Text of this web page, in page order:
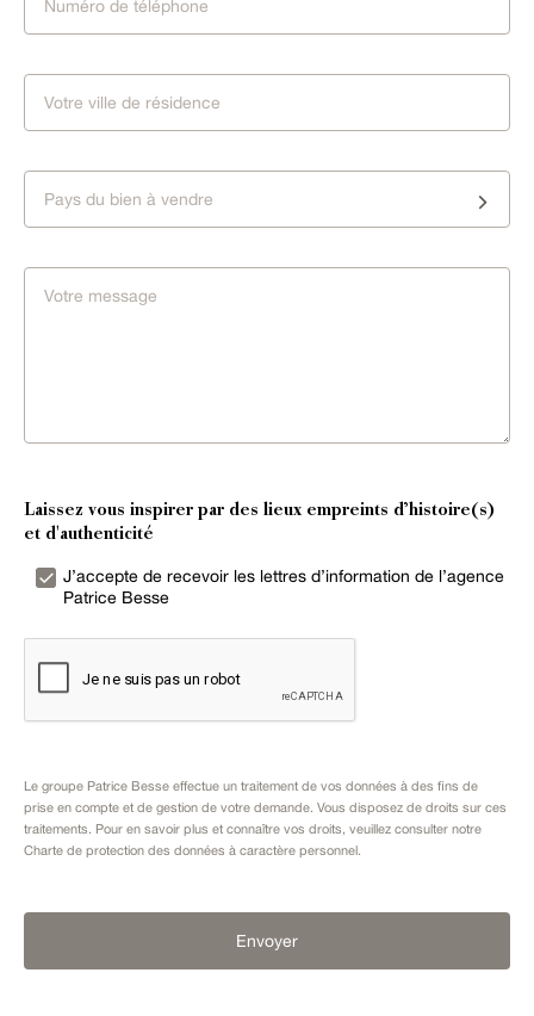
Pays du bien à vendre
Laissez vous inspirer par des lieux empreints d’histoire(s)
et d'authenticité
J’accepte de recevoir les lettres d’information de l’agence
Patrice Besse
Le groupe Patrice Besse effectue un traitement de vos données à des fins de
prise en compte et de gestion de votre demande. Vous disposez de droits sur ces
traitements. Pour en savoir plus et connaître vos droits, veuillez consulter notre
Charte de protection des données à caractère personnel .
Envoyer